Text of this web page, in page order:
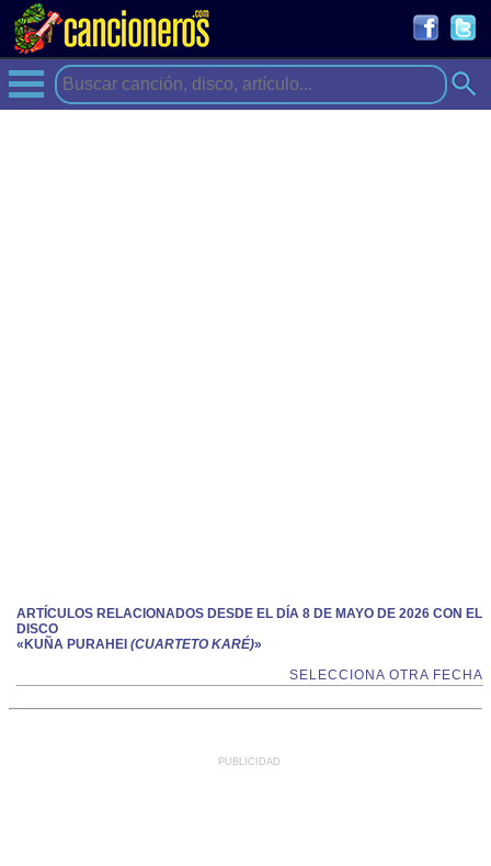
ARTÍCULOS RELACIONADOS DESDE EL DÍA 8 DE MAYO DE 2026 CON EL
DISCO
«KUÑA PURAHEI (CUARTETO KARÉ)»
SELECCIONA OTRA FECHA
PUBLICIDAD